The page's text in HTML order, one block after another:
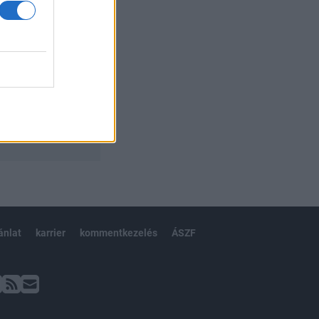
karrier kommentkezelés ÁSZF